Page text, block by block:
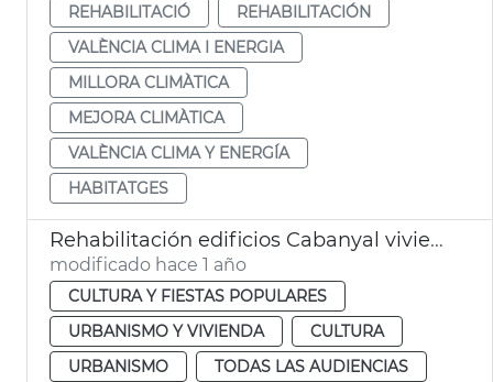
REHABILITACIÓ
REHABILITACIÓN
VALÈNCIA CLIMA I ENERGIA
MILLORA CLIMÀTICA
MEJORA CLIMÀTICA
VALÈNCIA CLIMA Y ENERGÍA
HABITATGES
Rehabilitación edificios Cabanyal viviendas
modificado hace 1 año
CULTURA Y FIESTAS POPULARES
URBANISMO Y VIVIENDA
CULTURA
URBANISMO
TODAS LAS AUDIENCIAS